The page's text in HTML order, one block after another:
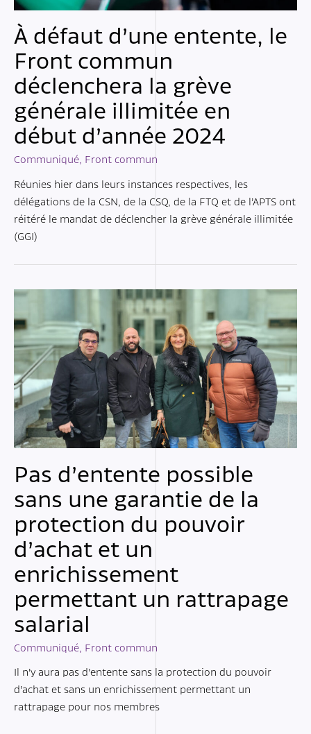
À défaut d’une entente, le
Front commun
déclenchera la grève
générale illimitée en
début d’année 2024
Communiqué Front commun
Réunies hier dans leurs instances respectives, les
délégations de la CSN, de la CSQ, de la FTQ et de l’APTS ont
réitéré le mandat de déclencher la grève générale illimitée
(GGI)
Pas d’entente possible
sans une garantie de la
protection du pouvoir
d’achat et un
enrichissement
permettant un rattrapage
salarial
Communiqué Front commun
Il n’y aura pas d’entente sans la protection du pouvoir
d’achat et sans un enrichissement permettant un
rattrapage pour nos membres